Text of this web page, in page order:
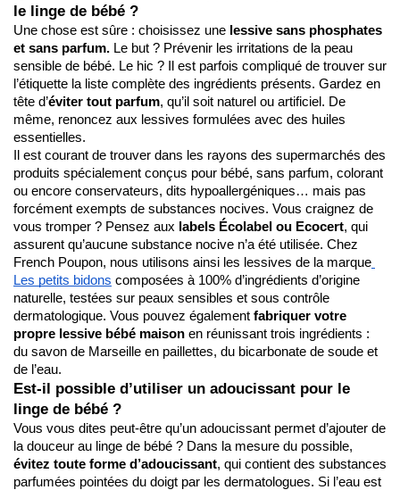
le linge de bébé ?
Une chose est sûre : choisissez une lessive sans phosphates
et sans parfum. Le but ? Prévenir les irritations de la peau
sensible de bébé. Le hic ? Il est parfois compliqué de trouver sur
l’étiquette la liste complète des ingrédients présents. Gardez en
tête d’éviter tout parfum, qu’il soit naturel ou artificiel. De
même, renoncez aux lessives formulées avec des huiles
essentielles.
Il est courant de trouver dans les rayons des supermarchés des
produits spécialement conçus pour bébé, sans parfum, colorant
ou encore conservateurs, dits hypoallergéniques… mais pas
forcément exempts de substances nocives. Vous craignez de
vous tromper ? Pensez aux labels Écolabel ou Ecocert, qui
assurent qu’aucune substance nocive n’a été utilisée. Chez
French Poupon, nous utilisons ainsi les lessives de la marque
Les petits bidons composées à 100% d’ingrédients d’origine
naturelle, testées sur peaux sensibles et sous contrôle
dermatologique. Vous pouvez également fabriquer votre
propre lessive bébé maison en réunissant trois ingrédients :
du savon de Marseille en paillettes, du bicarbonate de soude et
de l’eau.
Est-il possible d’utiliser un adoucissant pour le
linge de bébé ?
Vous vous dites peut-être qu’un adoucissant permet d’ajouter de
évitez toute forme d’adoucissant, qui contient des substances
parfumées pointées du doigt par les dermatologues. Si l’eau est